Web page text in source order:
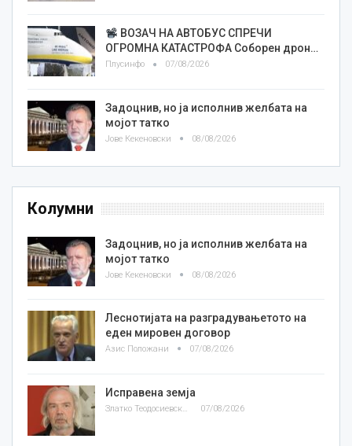
ВОЗАЧ НА АВТОБУС СПРЕЧИ
ОГРОМНА КАТАСТРОФА Соборен дрон…
Плусинфо 07/08/2026
Задоцнив, но ја исполнив желбата на
мојот татко
Јове Кекеновски 08/08/2026
Колумни
Задоцнив, но ја исполнив желбата на
мојот татко
Јове Кекеновски 08/08/2026
Леснотијата на разградувањетото на
еден мировен договор
Азис Положани 07/08/2026
Исправена земја
Златко Теодосиевски 07/08/2026